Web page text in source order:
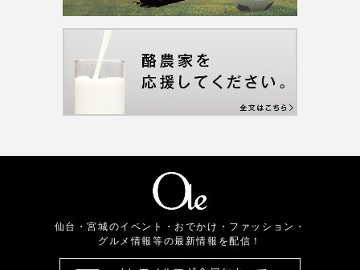
仙台・宮城のイベント・おでかけ・ファッション・
グルメ情報等の最新情報を配信！